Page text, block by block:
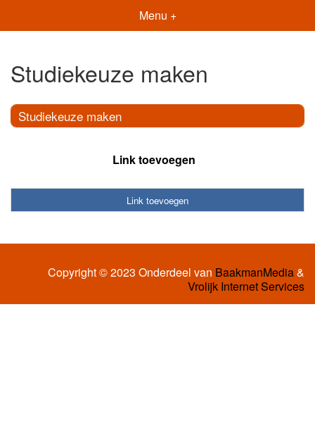
Menu +
Studiekeuze maken
Studiekeuze maken
Link toevoegen
Link toevoegen
Copyright © 2023 Onderdeel van BaakmanMedia&
Vrolijk Internet Services